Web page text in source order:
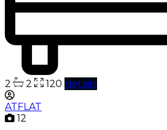
2 2 120 details
ATFLAT
12